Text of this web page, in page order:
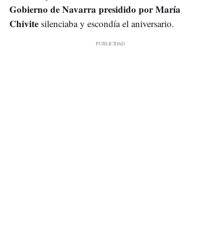
Gobierno de Navarra presidido por María
Chivite silenciaba y escondía el aniversario.